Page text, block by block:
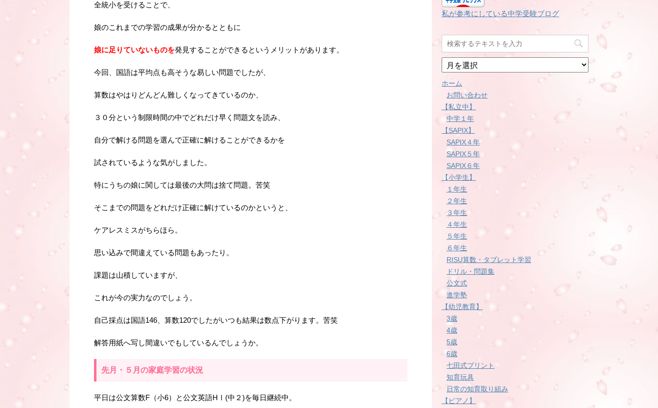
全統小を受けることで、
娘のこれまでの学習の成果が分かるとともに
娘に足りていないものを発見することができるというメリットがあります。
今回、国語は平均点も高そうな易しい問題でしたが、
算数はやはりどんどん難しくなってきているのか、
３０分という制限時間の中でどれだけ早く問題文を読み、
自分で解ける問題を選んで正確に解けることができるかを
試されているような気がしました。
特にうちの娘に関しては最後の大問は捨て問題。苦笑
そこまでの問題をどれだけ正確に解けているのかというと、
ケアレスミスがちらほら。
思い込みで間違えている問題もあったり。
課題は山積していますが、
これが今の実力なのでしょう。
自己採点は国語146、算数120でしたがいつも結果は数点下がります。苦笑
解答用紙へ写し間違いでもしているんでしょうか。
先月・５月の家庭学習の状況
平日は公文算数F（小6）と公文英語HⅠ(中２)を毎日継続中。
私が参考にしている中学受験ブログ
月
別
ホーム
お問い合わせ
【私立中】
中学１年
【SAPIX】
SAPIX４年
SAPIX５年
SAPIX６年
【小学生】
１年生
２年生
３年生
４年生
５年生
６年生
RISU算数・タブレット学習
ドリル・問題集
公文式
進学塾
【幼児教育】
3歳
4歳
5歳
6歳
七田式プリント
知育玩具
日常の知育取り組み
【ピアノ】